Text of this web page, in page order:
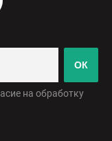
ОК
на обработку